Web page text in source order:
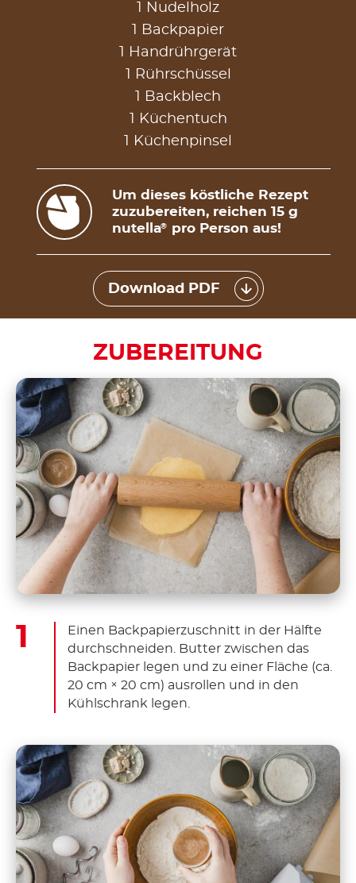
1 Nudelholz
1 Backpapier
1 Handrührgerät
1 Rührschüssel
1 Backblech
1 Küchentuch
1 Küchenpinsel
Um dieses köstliche Rezept
zuzubereiten, reichen 15 g
nutella® pro Person aus!
Download PDF
ZUBEREITUNG
Einen Backpapierzuschnitt in der Hälfte
durchschneiden. Butter zwischen das
Backpapier legen und zu einer Fläche (ca.
20 cm × 20 cm) ausrollen und in den
Kühlschrank legen.